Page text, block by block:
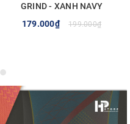
GRIND - XANH NAVY
179.000₫
199.000₫